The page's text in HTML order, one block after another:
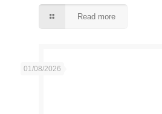
Read more
01/08/2026